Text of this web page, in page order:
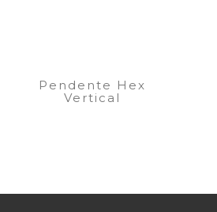
Pendente Hex
Vertical